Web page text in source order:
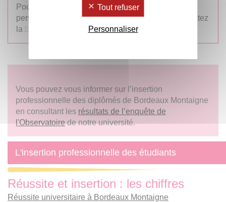
Pour tout conseil ponctuel ou accompagnement
personnalisé dans votre recherche d'emploi contactez
la
DOSIP - 05 57 12 45 00
Vous pouvez vous informer sur l’insertion
professionnelle des diplômés de Bordeaux Montaigne
en consultant les résultats de l’enquête de
l'Observatoirede notre université.
L'insertion professionnelle des étudiants
Réussite et insertion : les chiffres
Réussite universitaire à Bordeaux Montaigne
Tout refuser
Personnaliser